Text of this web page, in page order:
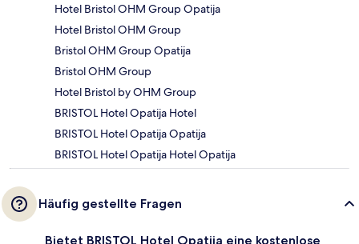
Hotel Bristol OHM Group Opatija
Hotel Bristol OHM Group
Bristol OHM Group Opatija
Bristol OHM Group
Hotel Bristol by OHM Group
BRISTOL Hotel Opatija Hotel
BRISTOL Hotel Opatija Opatija
BRISTOL Hotel Opatija Hotel Opatija
Häufig gestellte Fragen
Bietet BRISTOL Hotel Opatija eine kostenlose